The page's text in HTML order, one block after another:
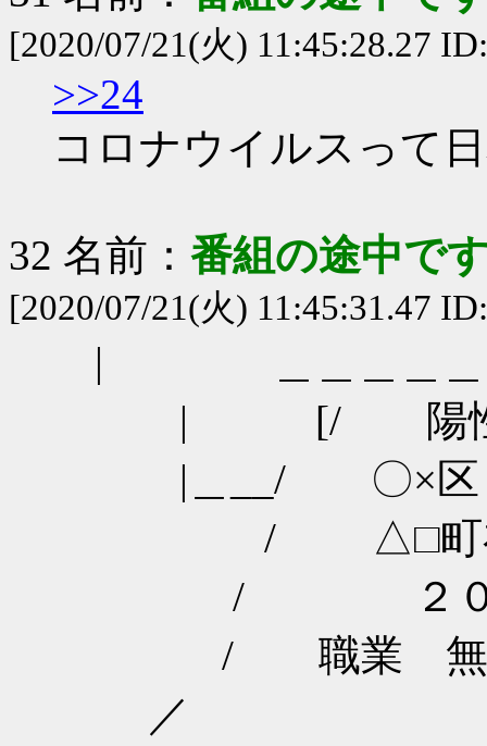
[2020/07/21(火) 11:45:28.27
>>24
コロナウイルスって
32 名前： 番組の途中で
[2020/07/21(火) 11:45:31.47
| ＿＿＿＿
| [/ 陽性者
|＿__/ 〇×
/ △□町在住
/ ２
/ 職業 無
／